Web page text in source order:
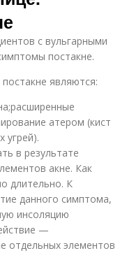
с вульгарными
постакне.
являются:
атером (кист
угрей).
в результате
акне. Как
длительно. К
данного симптома,
инсоляцию
—
отдельных элементов